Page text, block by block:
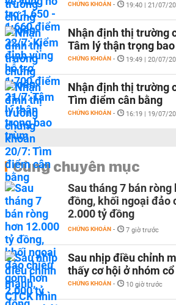
CHỨNG KHOÁN - 19:40 | 21/07/
Nhận định thị trường
Tâm lý thận trọng
CHỨNG KHOÁN - 19:49 | 20/07/
Nhận định thị trường
Tìm điểm cân bằng
CHỨNG KHOÁN - 16:19 | 19/07/
Cùng chuyên mục
Sau tháng 7 bán ròng
đồng, khối ngoại đảo
2.000 tỷ đồng
CHỨNG KHOÁN - 7 giờ trước
Sau nhịp điều chỉnh
thấy cơ hội ở nhóm
CHỨNG KHOÁN - 10 giờ trước